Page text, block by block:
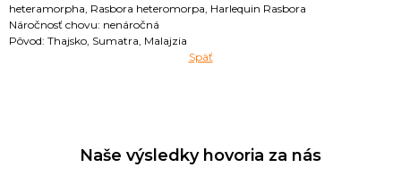
heteramorpha, Rasbora heteromorpa, Harlequin Rasbora
Náročnosť chovu: nenáročná
Pôvod: Thajsko, Sumatra, Malajzia
Späť
Naše výsledky hovoria za nás